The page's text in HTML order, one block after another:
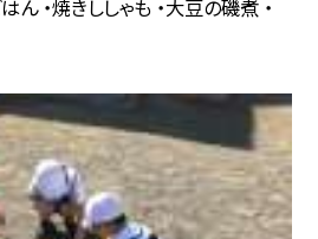
ん ・焼きししゃも ・大豆の磯煮 ・